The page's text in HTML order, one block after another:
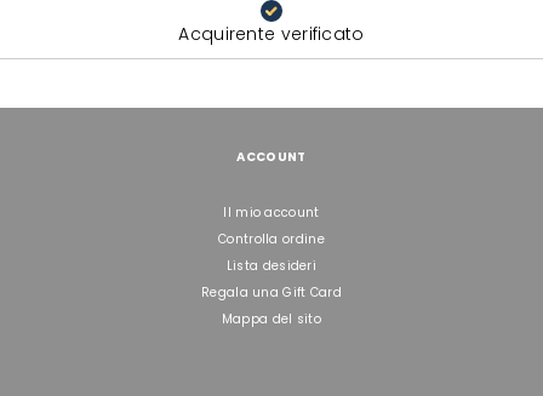
Acquirente verificato
ACCOUNT
Il mio account
Controlla ordine
Lista desideri
Regala una Gift Card
Mappa del sito